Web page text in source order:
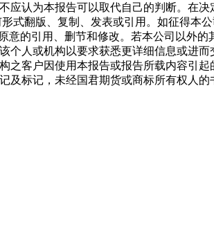
认为本报告可以取代自己的判断。在
式翻版、复制、发表或引用。如征得本
的引用、删节和修改。若本公司以外
人或机构以要求获悉更详细信息或进
客户因使用本报告或报告所载内容引
标记，未经国君期货或商标所有权人